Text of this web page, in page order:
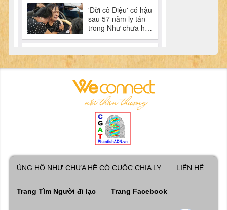
ỦNG HỘ NHƯ CHƯA HỀ CÓ CUỘC CHIA LY LIÊN HỆ
Trang Tìm Người đi lạc Trang Facebook